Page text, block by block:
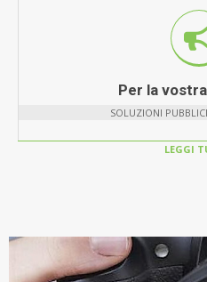
Per la
SOLUZIONI
LEGGI